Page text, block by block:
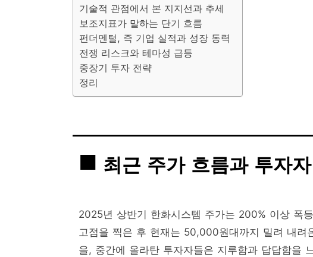
기술적 관점에서 본 지지선과 추세
보조지표가 말하는 단기 흐름
펀더멘털, 즉 기업 실적과 성장 동력
전쟁 리스크와 테마성 급등
중장기 투자 전략
정리
최근 주가 흐름과 투자
2025년 상반기 한화시스템 주가는 200% 이상 폭
고점을 찍은 후 현재는 50,000원대까지 밀려 내려
을, 중간에 올라탄 투자자들은 지루함과 답답함을